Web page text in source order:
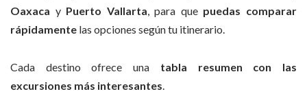
Oaxaca y Puerto Vallarta, para que puedas comparar
rápidamente las opciones según tu itinerario.
Cada destino ofrece una tabla resumen con las
excursiones más interesantes.